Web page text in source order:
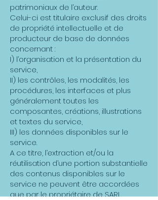
patrimoniaux de l’auteur.
Celui-ci est titulaire exclusif des droits
de propriété intellectuelle et de
producteur de base de données
concernant :
I) l’organisation et la présentation du
service,
II) les contrôles, les modalités, les
procédures, les interfaces et plus
généralement toutes les
composantes, créations, illustrations
et textes du service,
III) les données disponibles sur le
service.
A ce titre, l’extraction et/ou la
réutilisation d’une portion substantielle
des contenus disponibles sur le
service ne peuvent être accordées
que par le propriétaire de SARL